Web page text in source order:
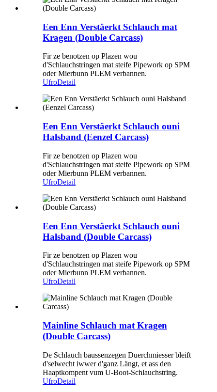
Een Enn Verstäerkt Schlauch mat
Kragen (Double Carcass)
Fir ze benotzen op Plazen wou
d'Schlauchstringen mat steife Pipework op SPM
oder Mierbunn PLEM verbannen.
UfroDetail
Een Enn Verstäerkt Schlauch ouni
Halsband (Eenzel Carcass)
Fir ze benotzen op Plazen wou
d'Schlauchstringen mat steife Pipework op SPM
oder Mierbunn PLEM verbannen.
UfroDetail
Een Enn Verstäerkt Schlauch ouni
Halsband (Double Carcass)
Fir ze benotzen op Plazen wou
d'Schlauchstringen mat steife Pipework op SPM
oder Mierbunn PLEM verbannen.
UfroDetail
Mainline Schlauch mat Kragen
(Double Carcass)
De Schlauch baussenzegen Duerchmiesser bleift
d'selwecht iwwer d'ganz Längt, et ass den
Haaptkompent vum U-Boot-Schlauchstring.
UfroDetail